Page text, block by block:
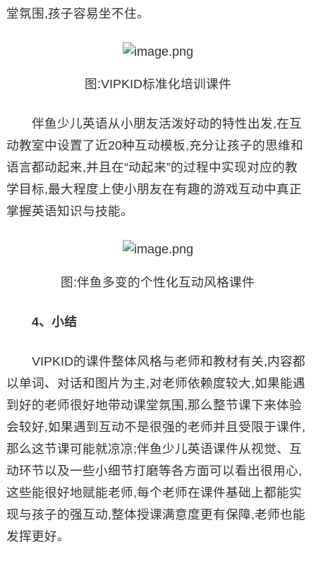
堂氛围,孩子容易坐不住。
图:VIPKID标准化培训课件
伴鱼少儿英语从小朋友活泼好动的特性出发,在互
动教室中设置了近20种互动模板,充分让孩子的思维和
语言都动起来,并且在“动起来”的过程中实现对应的教
学目标,最大程度上使小朋友在有趣的游戏互动中真正
掌握英语知识与技能。
图:伴鱼多变的个性化互动风格课件
4、小结
VIPKID的课件整体风格与老师和教材有关,内容都
以单词、对话和图片为主,对老师依赖度较大,如果能遇
到好的老师很好地带动课堂氛围,那么整节课下来体验
会较好,如果遇到互动不是很强的老师并且受限于课件,
那么这节课可能就凉凉;伴鱼少儿英语课件从视觉、互
动环节以及一些小细节打磨等各方面可以看出很用心,
这些能很好地赋能老师,每个老师在课件基础上都能实
现与孩子的强互动,整体授课满意度更有保障,老师也能
发挥更好。